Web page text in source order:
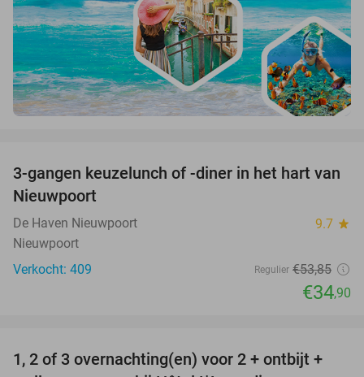
35%
3-gangen keuzelunch of -diner in het hart van
Nieuwpoort
De Haven Nieuwpoort 9.7 star
Nieuwpoort
Verkocht: 409
Regulier €53,85
€34,90
32%
1, 2 of 3 overnachting(en) voor 2 + ontbijt +